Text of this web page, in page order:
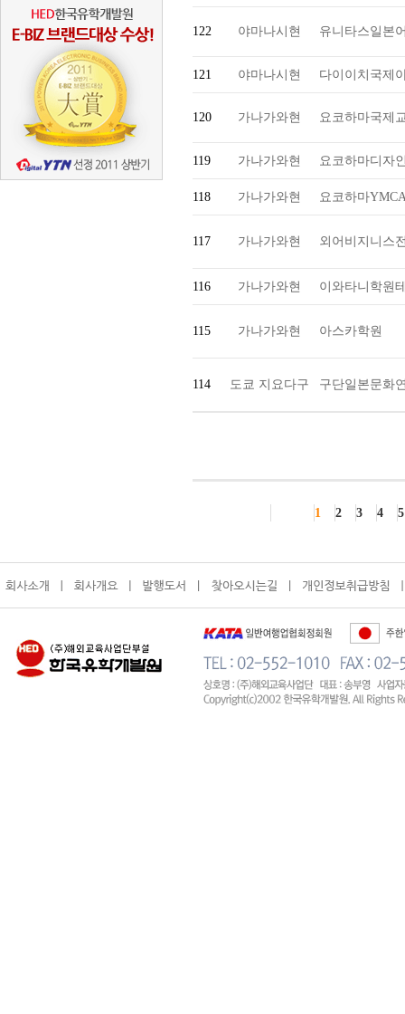
122 야마나시현 유니타스일본
121 야마나시현 다이이치국제
120 가나가와현 요코하마국제
119 가나가와현 요코하마디자
118 가나가와현 요코하마
117 가나가와현 외어비지니스
116 가나가와현 이와타니학원
115 가나가와현 아스카학원
114 도쿄 지요다구 구단일본문화
1 2 3 4 5